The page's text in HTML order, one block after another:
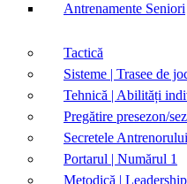
Antrenamente Seniori
Tactică
Sisteme | Trasee de
Tehnică | Abilități
Pregătire presezon/
Secretele Antrenorului
Portarul | Numărul 1
Metodică | Leadership